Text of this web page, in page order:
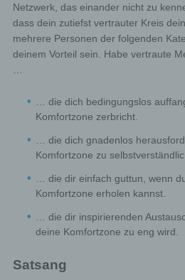
Netzwerk, das einander nicht zu
dass dein zutiefst vertrauter Kreis
mehrere Personen der folgenden
deinem Vorteil sein. Habe vertraute
… die dich bedingungslos
Komfortzone zerbricht.
… die dich gnadenlos
Komfortzone zu
… die dir einfach guttun, wenn
Komfortzone erholen kannst.
… die dir inspirierenden
deine Komfortzone zu eng wird.
Satsang